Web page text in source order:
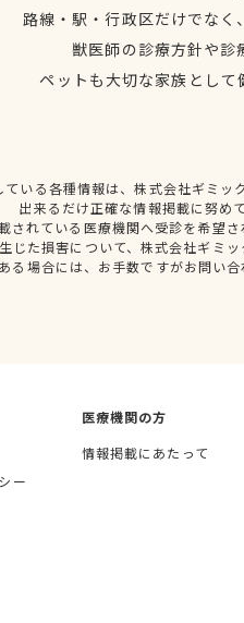
路線・駅・行政区だけでな
獣医師の診療方針や
ペットも大切な家族とし
ている各種情報は、株式会社ギミッ
出来るだけ正確な情報掲載に努め
されている医療機関へ受診を希望
じた損害について、株式会社ギミ
る場合には、お手数ですがお問い
ー
医療機関の方
情報掲載にあたって